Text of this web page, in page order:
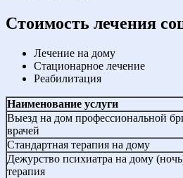
Cтоимость лечения
Лечение на дому
Стационарное лечение
Реабилитация
Наименование услуги
Выезд на дом профессиональной
врачей
Стандартная терапия на дому
Дежурство психиатра на дому
терапия